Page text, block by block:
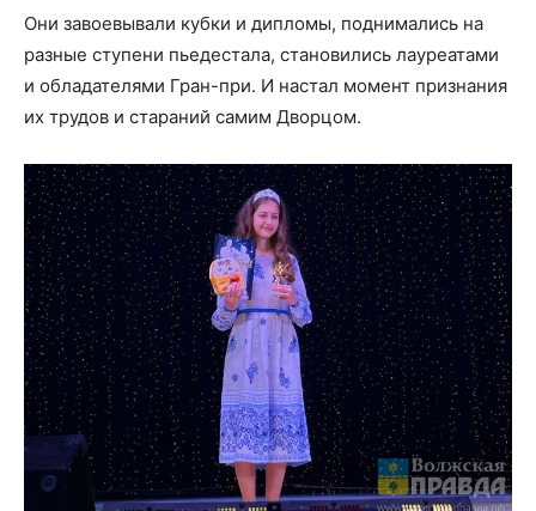
Они завоевывали кубки и дипломы, поднимались на
разные ступени пьедестала, становились лауреатами
и обладателями Гран-при. И настал момент признания
их трудов и стараний самим Дворцом.